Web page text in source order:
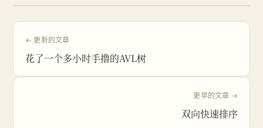
← 更新的文章
花了一个多小时手撸的AVL树
更早的文章 →
双向快速排序